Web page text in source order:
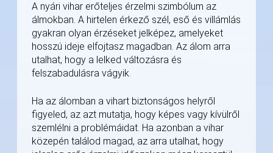
A nyári vihar erőteljes érzelmi szimbólum az
álmokban. A hirtelen érkező szél, eső és villámlás
gyakran olyan érzéseket jelképez, amelyeket
hosszú ideje elfojtasz magadban. Az álom arra
utalhat, hogy a lelked változásra és
felszabadulásra vágyik.
Ha az álomban a vihart biztonságos helyről
figyeled, az azt mutatja, hogy képes vagy kívülről
szemlélni a problémáidat. Ha azonban a vihar
közepén találod magad, az arra utalhat, hogy